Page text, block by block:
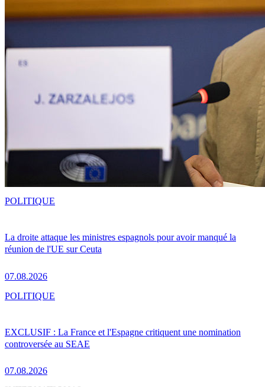
La droite attaque les ministres espagnols pour avoir manqué la
réunion de l'UE sur Ceuta
07.08.2026
POLITIQUE
EXCLUSIF : La France et l'Espagne critiquent une nomination
controversée au SEAE
07.08.2026
POLITIQUE